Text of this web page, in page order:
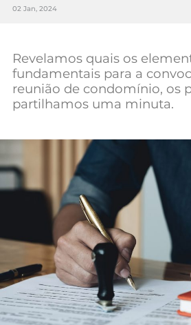
Tecnologia
Negócios
Mundial 2026
02 Jan, 2024
Revelamos quais os
fundamentais para a
reunião de condomínio, os
partilhamos uma minuta.